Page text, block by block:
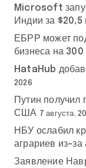
Microsoft
Индии за $20,5
ЕБРР может
бизнеса на
HataHub
2026
Путин получил
США 7 августа,
НБУ ослабил
аграриев из-за
Заявление